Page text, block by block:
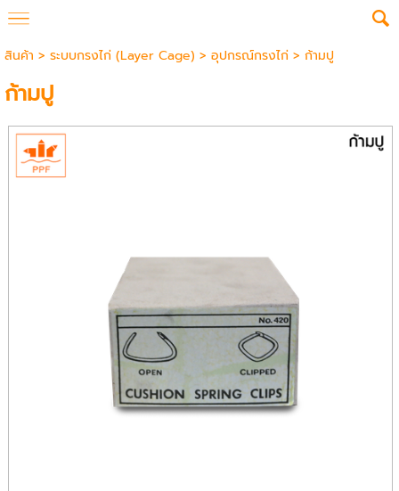
สินค้า > ระบบกรงไก่ (Layer Cage) > อุปกรณ์กรงไก่> ก้ามปู
ก้ามปู